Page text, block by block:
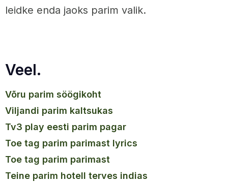
leidke enda jaoks parim valik.
Veel.
võru parim söögikoht
viljandi parim kaltsukas
tv3 play eesti parim pagar
toe tag parim parimast lyrics
toe tag parim parimast
teine parim hotell terves indias